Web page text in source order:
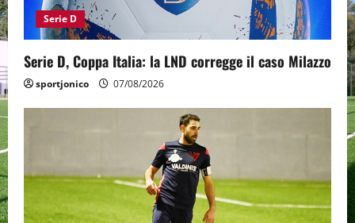
Serie D
Serie D, Coppa Italia: la LND corregge il caso Milazzo
sportjonico 07/08/2026